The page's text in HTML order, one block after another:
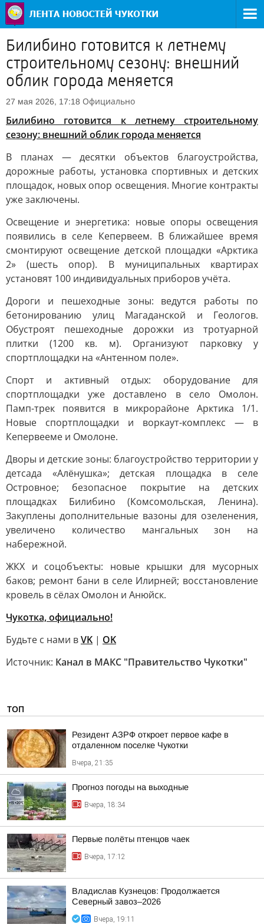
Билибино готовится к летнему
строительному сезону: внешний
облик города меняется
27 мая 2026, 17:18 Официально
Билибино готовится к летнему строительному
сезону: внешний облик города меняется
В планах — десятки объектов благоустройства,
дорожные работы, установка спортивных и детских
площадок, новых опор освещения. Многие контракты
уже заключены.
Освещение и энергетика: новые опоры освещения
появились в селе Кепервеем. В ближайшее время
смонтируют освещение детской площадки «Арктика
2» (шесть опор). В муниципальных квартирах
установят 100 индивидуальных приборов учёта.
Дороги и пешеходные зоны: ведутся работы по
бетонированию улиц Магаданской и Геологов.
Обустроят пешеходные дорожки из тротуарной
плитки (1200 кв. м). Организуют парковку у
спортплощадки на «Антенном поле».
Спорт и активный отдых: оборудование для
спортплощадки уже доставлено в село Омолон.
Памп-трек появится в микрорайоне Арктика 1/1.
Новые спортплощадки и воркаут-комплекс — в
Кепервееме и Омолоне.
Дворы и детские зоны: благоустройство территории у
детсада «Алёнушка»; детская площадка в селе
Островное; безопасное покрытие на детских
площадках Билибино (Комсомольская, Ленина).
Закуплены дополнительные вазоны для озеленения,
увеличено количество мангальных зон на
набережной.
ЖКХ и соцобъекты: новые крышки для мусорных
баков; ремонт бани в селе Илирней; восстановление
кровель в сёлах Омолон и Анюйск.
Чукотка, официально!
Будьте с нами вVK | OK
Источник: Канал в МАКС "Правительство Чукотки"
ТОП
Резидент АЗРФ откроет первое кафе в
отдаленном поселке Чукотки
Вчера, 21:35
Прогноз погоды на выходные
Вчера, 18:34
Первые полёты птенцов чаек
Вчера, 17:12
Владислав Кузнецов: Продолжается
Северный завоз–2026
Вчера, 19:11